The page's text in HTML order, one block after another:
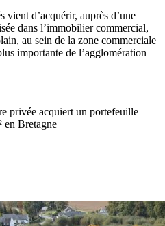
vient d’acquérir, auprès d’une
dans l’immobilier commercial,
au sein de la zone commerciale
importante de l’agglomération
privée acquiert un portefeuille
en Bretagne